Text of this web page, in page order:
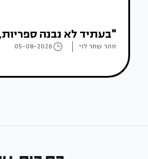
"בעתיד לא נבנה
זוהר שחר לוי 05-08-2026